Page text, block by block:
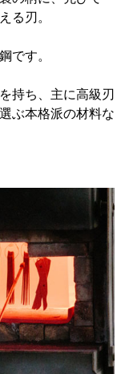
る刃。
です。
持ち、主に高級刃
ぶ本格派の材料な